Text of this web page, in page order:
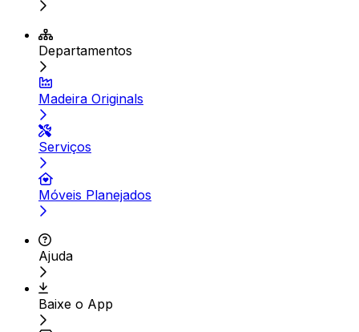
Departamentos
Madeira Originals
Serviços
Móveis Planejados
Ajuda
Baixe o App